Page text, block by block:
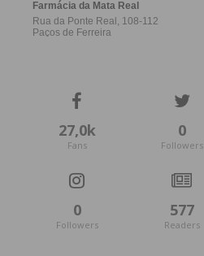
27,0k
Fans
0
Followers
0
Followers
577
Readers